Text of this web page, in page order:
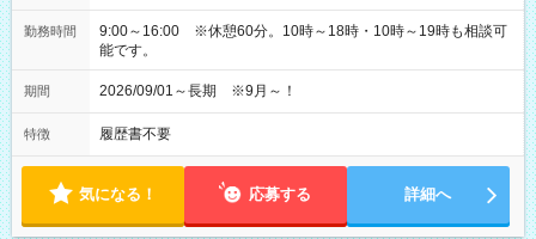
勤務時間
9:00～16:00 ※休憩60分。10時～18時・10時～19時も相談可
能です。
期間 2026/09/01～長期 ※9月～！
特徴 履歴書不要
気になる！ 応募する 詳細へ